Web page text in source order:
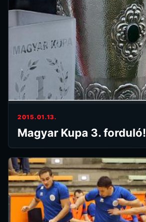
2015.01.13.
Magyar Kupa 3. forduló!